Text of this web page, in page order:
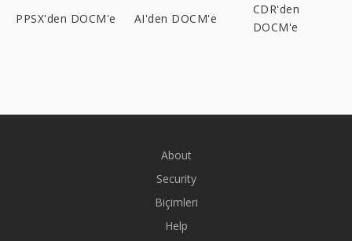
PPSX'den DOCM'e AI'den DOCM'e
CDR'den
DOCM'e
About
Security
Biçimleri
Help